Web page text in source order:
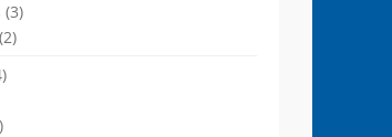
(3)
(2)